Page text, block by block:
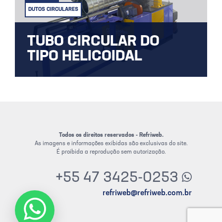
DUTOS CIRCULARES
TUBO CIRCULAR DO
TIPO HELICOIDAL
Todos os direitos reservados - Refriweb.
As imagens e informações exibidas são exclusivas do site.
É proibida a reprodução sem autorização.
+55 47 3425-0253
refriweb@refriweb.com.br